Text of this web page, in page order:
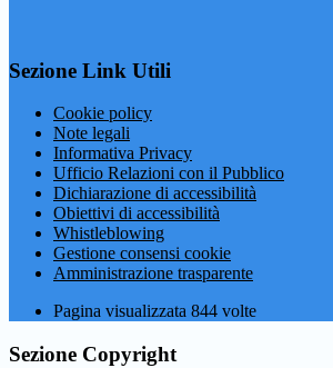
Sezione Link Utili
Cookie policy
Note legali
Informativa Privacy
Ufficio Relazioni con il Pubblico
Dichiarazione di accessibilità
Obiettivi di accessibilità
Whistleblowing
Gestione consensi cookie
Amministrazione trasparente
Pagina visualizzata 844 volte
Sezione Copyright